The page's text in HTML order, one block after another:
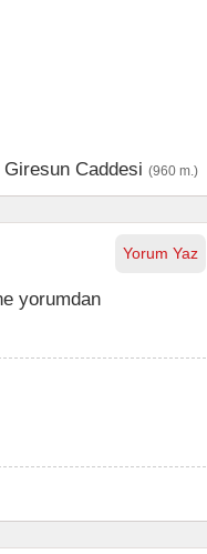
Giresun Caddesi (960 m.)
Yorum Yaz
yorumdan